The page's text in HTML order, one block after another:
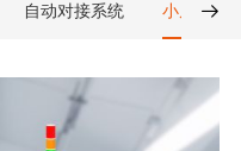
自动对接系统 小屏光学
